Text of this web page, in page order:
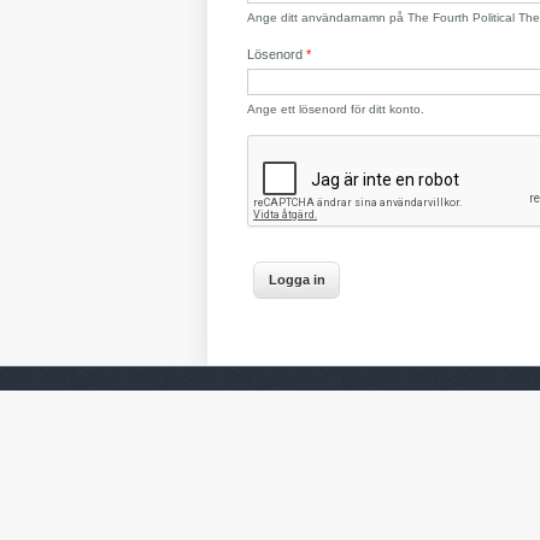
Ange ditt användarnamn på The Fourth Political
Lösenord*
Ange ett lösenord för ditt konto.